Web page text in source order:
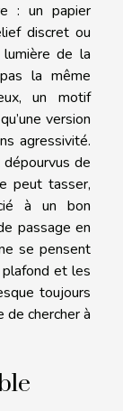
: un papier
discret ou
de la
la même
un motif
version
agressivité.
de
peut tasser,
à un bon
passage en
se pensent
et les
toujours
chercher à